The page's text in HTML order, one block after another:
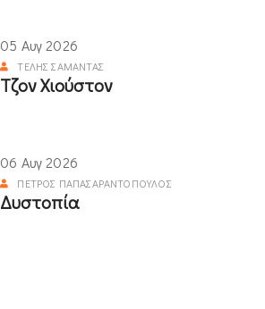
05 Αυγ 2026
ΤΈΛΗΣ ΣΑΜΑΝΤΆΣ
Τζον Χιούστον
06 Αυγ 2026
ΠΈΤΡΟΣ ΠΑΠΑΣΑΡΑΝΤΌΠΟΥΛΟΣ
Δυστοπία